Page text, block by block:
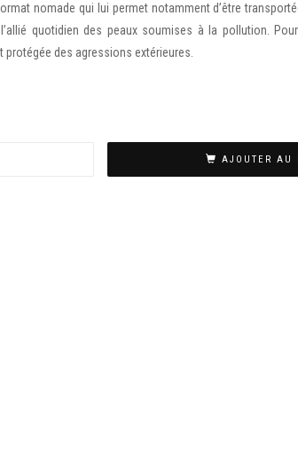
nomade qui lui permet notamment d’être
quotidien des peaux soumises à la pollution.
protégée des agressions extérieures.
AJOUTER AU